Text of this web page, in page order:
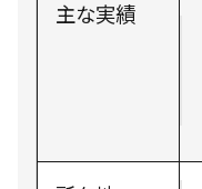
主な実績